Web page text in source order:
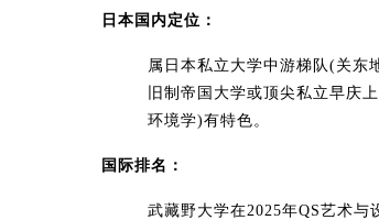
日本国内定位​：
属日本私立大学中游梯队(关东
旧制帝国大学或顶尖私立早庆
环境学)有特色。
​国际排名​：
武藏野大学在2025年QS艺术